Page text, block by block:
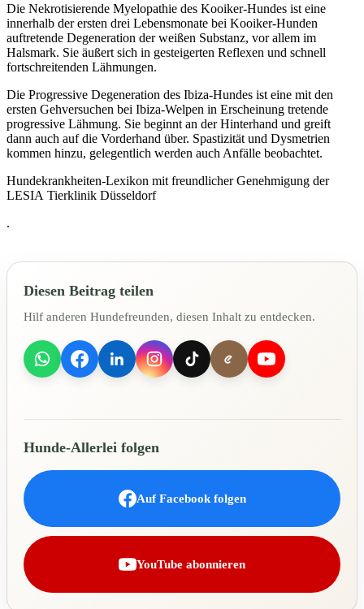
Die Nekrotisierende Myelopathie des Kooiker-Hundes ist eine
innerhalb der ersten drei Lebensmonate bei Kooiker-Hunden
auftretende Degeneration der weißen Substanz, vor allem im
Halsmark. Sie äußert sich in gesteigerten Reflexen und schnell
fortschreitenden Lähmungen.
Die Progressive Degeneration des Ibiza-Hundes ist eine mit den
ersten Gehversuchen bei Ibiza-Welpen in Erscheinung tretende
progressive Lähmung. Sie beginnt an der Hinterhand und greift
dann auch auf die Vorderhand über. Spastizität und Dysmetrien
kommen hinzu, gelegentlich werden auch Anfälle beobachtet.
Hundekrankheiten-Lexikon mit freundlicher Genehmigung der
LESIA Tierklinik Düsseldorf
.
Diesen Beitrag teilen
Hilf anderen Hundefreunden, diesen Inhalt zu entdecken.
Hunde-Allerlei folgen
Auf Facebook folgen
YouTube abonnieren